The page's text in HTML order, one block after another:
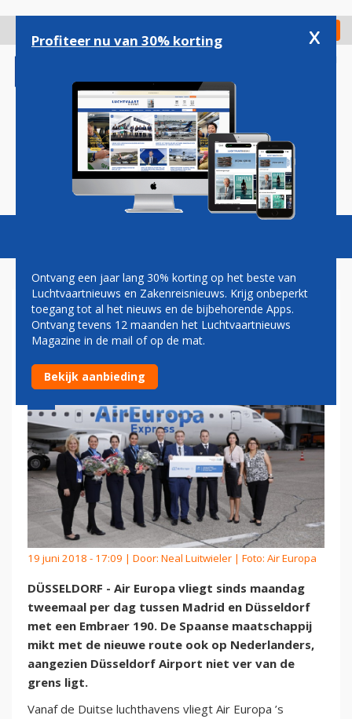
gaan
Check in
Magazine Podcasts Vacatures
AIR EUROPA OPENT NIEUWE
ROUTE NAAR DÜSSELDORF
19 juni 2018 - 17:09 | Door: Neal Luitwieler | Foto: Air Europa
DÜSSELDORF - Air Europa vliegt sinds maandag
tweemaal per dag tussen Madrid en Düsseldorf
met een Embraer 190. De Spaanse maatschappij
mikt met de nieuwe route ook op Nederlanders,
aangezien Düsseldorf Airport niet ver van de
grens ligt.
Vanaf de Duitse luchthavens vliegt Air Europa ’s
Profiteer nu van 30% korting x
Ontvang een jaar lang 30% korting op het beste van
Luchtvaartnieuws en Zakenreisnieuws. Krijg onbeperkt
toegang tot al het nieuws en de bijbehorende Apps.
Ontvang tevens 12 maanden het Luchtvaartnieuws
Magazine in de mail of op de mat.
Bekijk aanbieding